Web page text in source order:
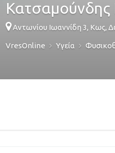
Κατσαμούνδης
Αντωνίου Ιωαννίδη 3, Κως,
VresOnline Υγεία